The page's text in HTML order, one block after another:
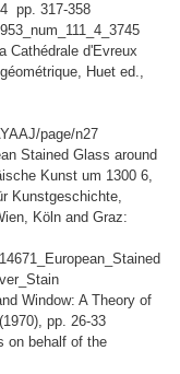
pp. 317-358
Cathédrale d'Evreux
Huet ed.,
page/n27
Stained Glass around
Kunst um 1300 6,
Kunstgeschichte,
Köln and Graz:
Window: A Theory of
pp. 26-33
on behalf of the